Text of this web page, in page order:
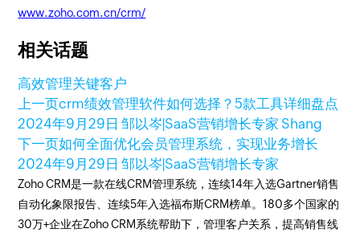
www.zoho.com.cn/crm/
相关话题
高效管理关键客户
上一页crm绩效管理软件如何选择？5款工具详细盘点
2024年9月29日 邹以岑|SaaS营销增长专家 Shang
下一页如何全面优化会员管理系统，实现业务增长
2024年9月29日 邹以岑|SaaS营销增长专家
Zoho CRM是一款在线CRM管理系统，连续14年入选Gartner销售
自动化象限报告、连续5年入选福布斯CRM榜单。180多个国家的
30万+企业在Zoho CRM系统帮助下，管理客户关系，提高销售线